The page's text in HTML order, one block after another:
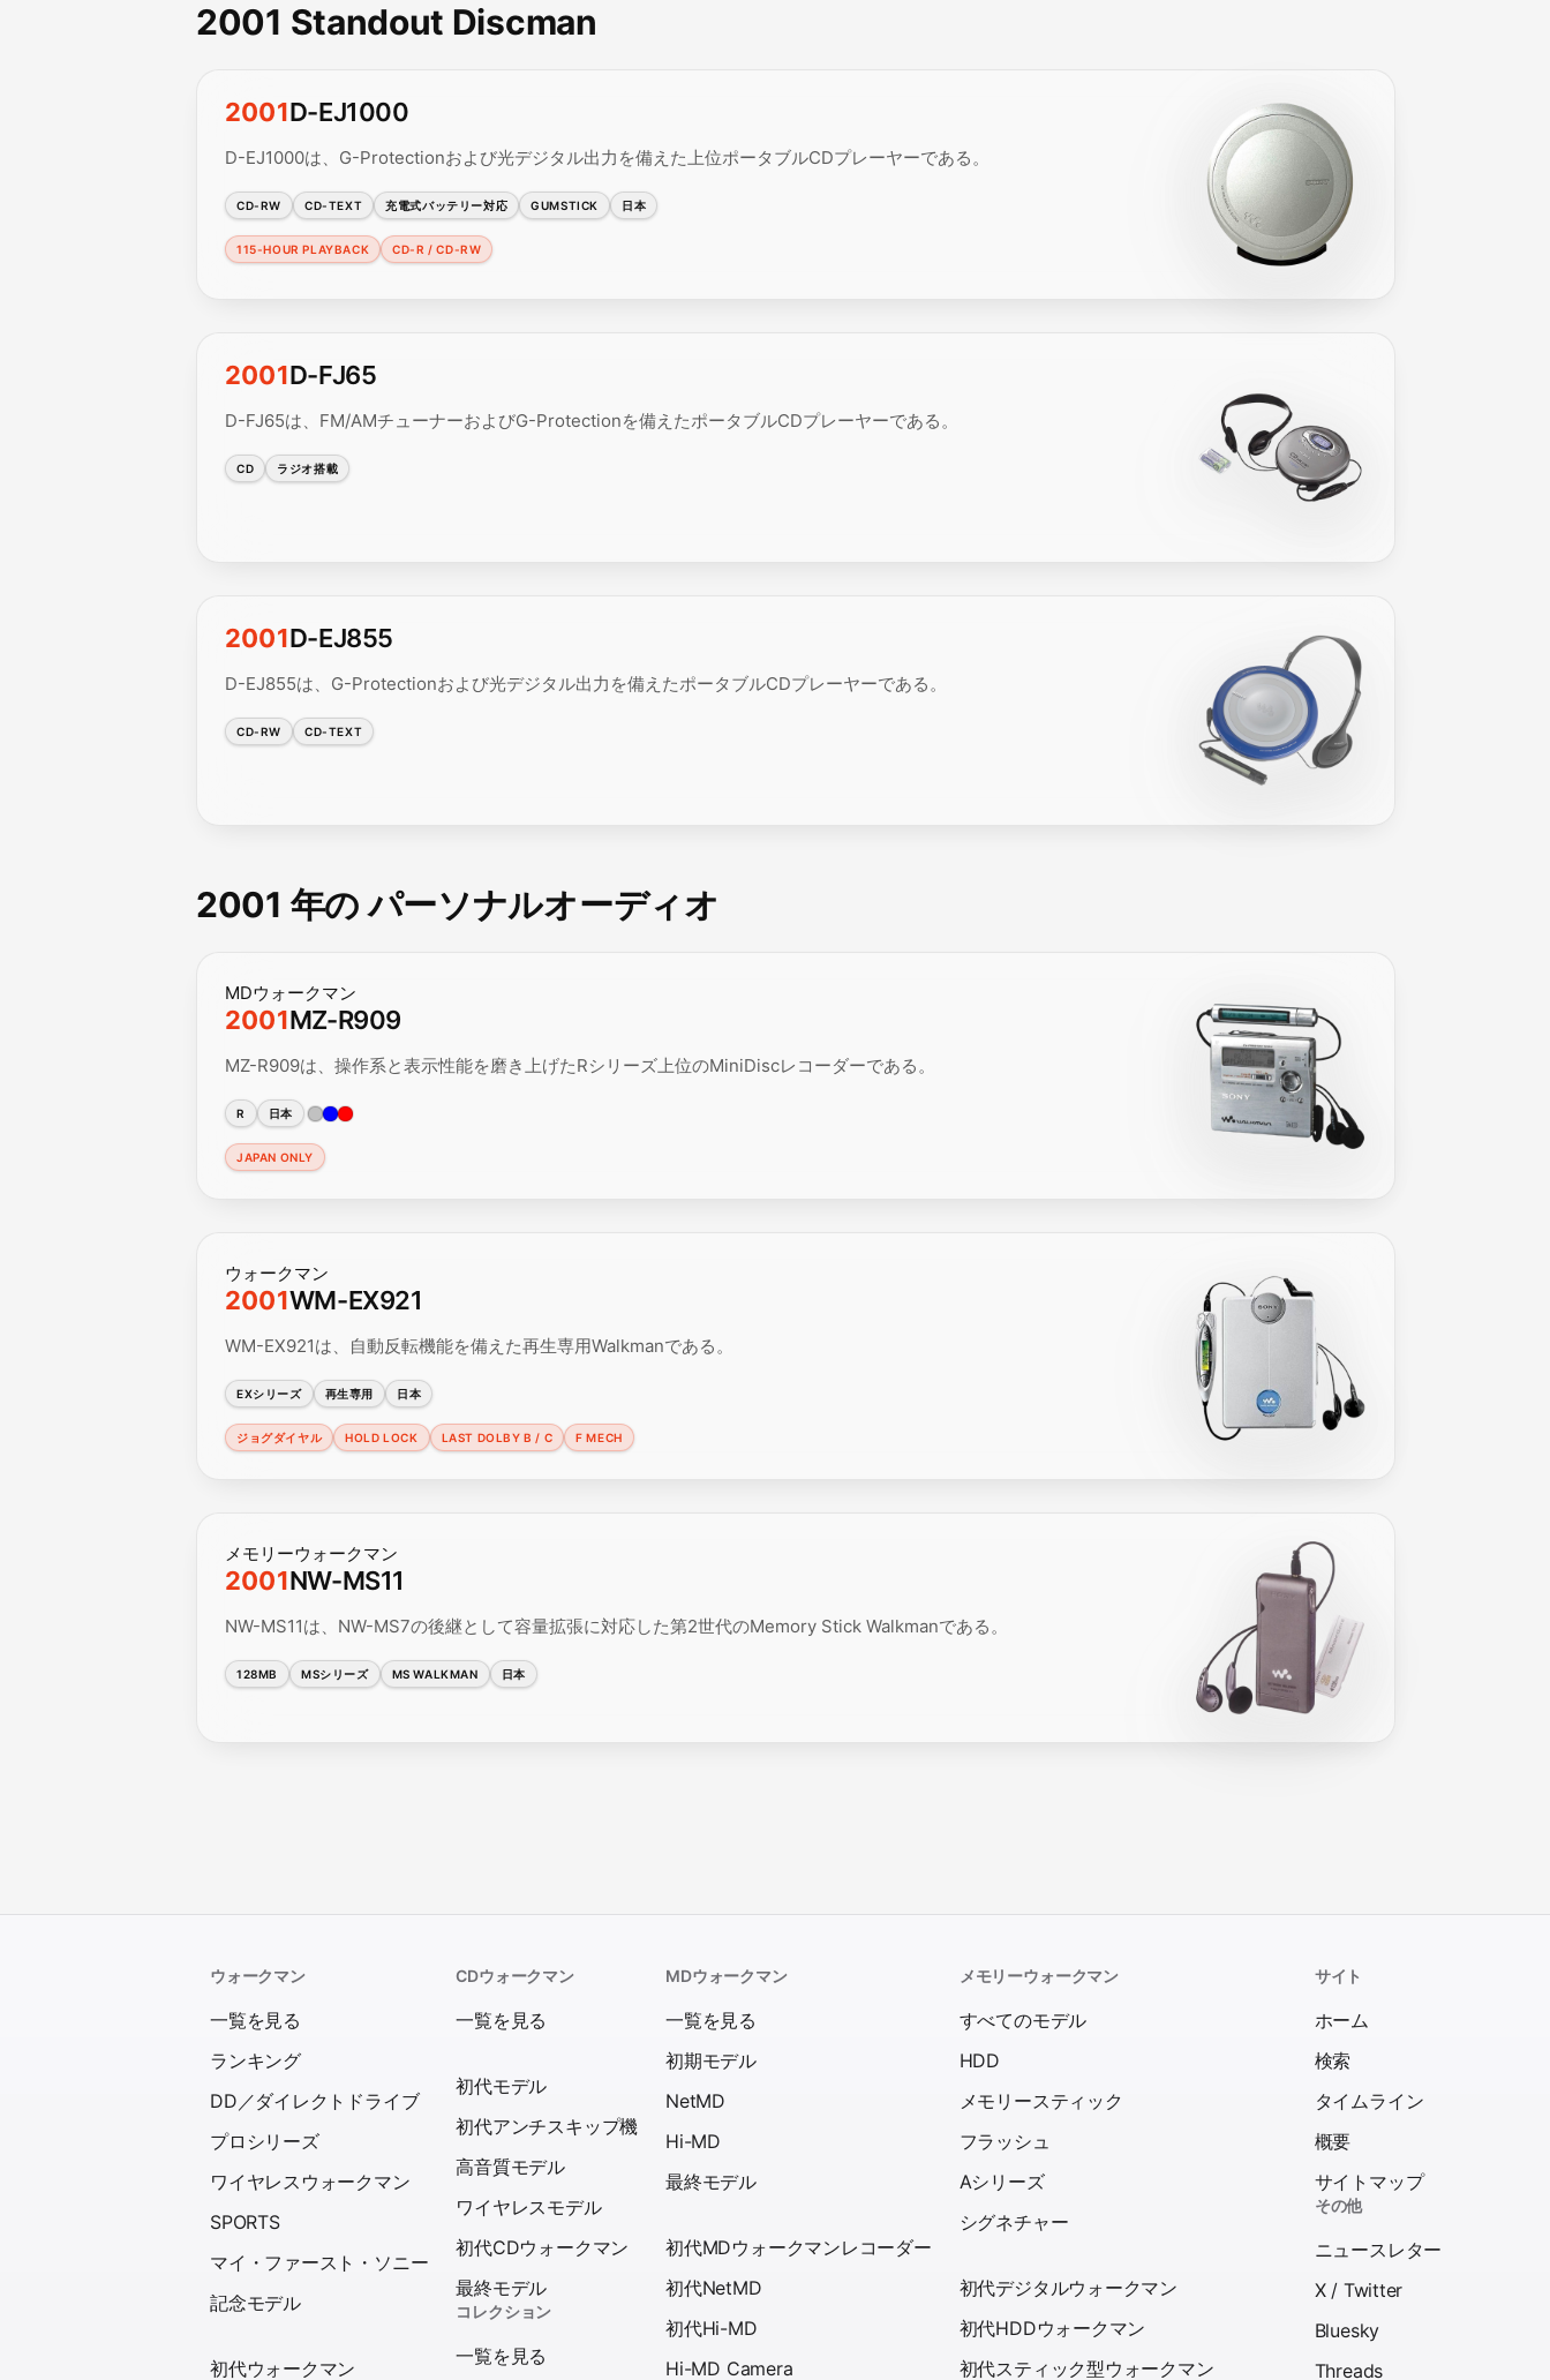
2001 Standout Discman
2001D-EJ1000
D-EJ1000は、G-Protectionおよび光デジタル出力を備えた上位ポータブルCDプレーヤーである。
CD-RW CD-TEXT 充電式バッテリー対応 GUMSTICK 日本
115-HOUR PLAYBACK CD-R / CD-RW
2001D-FJ65
D-FJ65は、FM/AMチューナーおよびG-Protectionを備えたポータブルCDプレーヤーである。
CD ラジオ搭載
2001D-EJ855
D-EJ855は、G-Protectionおよび光デジタル出力を備えたポータブルCDプレーヤーである。
CD-RW CD-TEXT
2001 年の パーソナルオーディオ
MDウォークマン
2001MZ-R909
MZ-R909は、操作系と表示性能を磨き上げたRシリーズ上位のMiniDiscレコーダーである。
R 日本
JAPAN ONLY
ウォークマン
2001WM-EX921
WM-EX921は、自動反転機能を備えた再生専用Walkmanである。
EXシリーズ 再生専用 日本
ジョグダイヤル HOLD LOCK LAST DOLBY B / C F MECH
メモリーウォークマン
2001NW-MS11
NW-MS11は、NW-MS7の後継として容量拡張に対応した第2世代のMemory Stick Walkmanである。
128MB MSシリーズ MS WALKMAN 日本
ウォークマン
一覧を見る
ランキング
DD／ダイレクトドライブ
プロシリーズ
ワイヤレスウォークマン
SPORTS
マイ・ファースト・ソニー
記念モデル
初代ウォークマン
CDウォークマン
一覧を見る
初代モデル
初代アンチスキップ機
高音質モデル
ワイヤレスモデル
初代CDウォークマン
最終モデル
コレクション
一覧を見る
MDウォークマン
一覧を見る
初期モデル
NetMD
Hi-MD
最終モデル
初代MDウォークマンレコーダー
初代NetMD
初代Hi-MD
Hi-MD Camera
メモリーウォークマン
すべてのモデル
HDD
メモリースティック
フラッシュ
Aシリーズ
シグネチャー
初代デジタルウォークマン
初代HDDウォークマン
初代スティック型ウォークマン
サイト
ホーム
検索
タイムライン
概要
サイトマップ
その他
ニュースレター
X / Twitter
Bluesky
Threads